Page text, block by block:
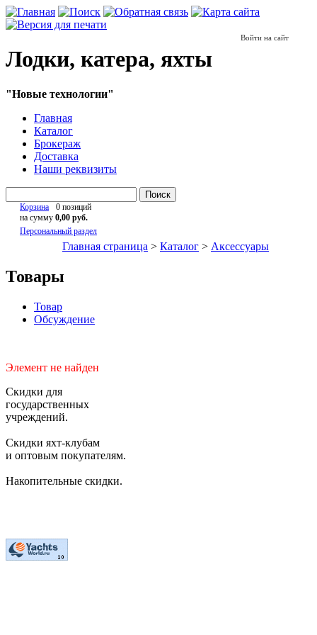
Войти на сайт
Лодки, катера, яхты
"Новые технологии"
Главная
Каталог
Брокераж
Доставка
Наши реквизиты
Поиск
Корзина
0 позиций
на сумму 0,00 руб.
Персональный раздел
Главная страница > Каталог > Аксессуары
Товары
Товар
Обсуждение
Элемент не найден
Скидки для
государственных
учреждений.
Скидки яхт-клубам
и оптовым покупателям.
Накопительные скидки.